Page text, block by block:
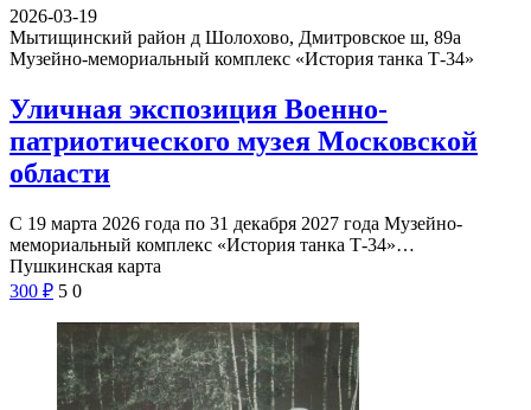
2026-03-19
Мытищинский район д Шолохово, Дмитровское ш, 89а
Музейно-мемориальный комплекс «История танка Т-34»
Уличная экспозиция Военно-
патриотического музея Московской
области
С 19 марта 2026 года по 31 декабря 2027 года Музейно-
мемориальный комплекс «История танка Т-34»…
Пушкинская карта
300 ₽ 5 0